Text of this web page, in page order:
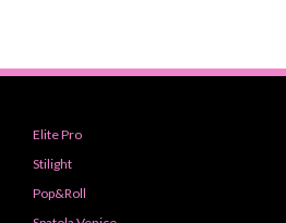
Elite Pro
Stilight
Pop&Roll